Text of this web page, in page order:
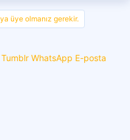
üye olmanız gerekir.
Tumblr WhatsApp E-posta